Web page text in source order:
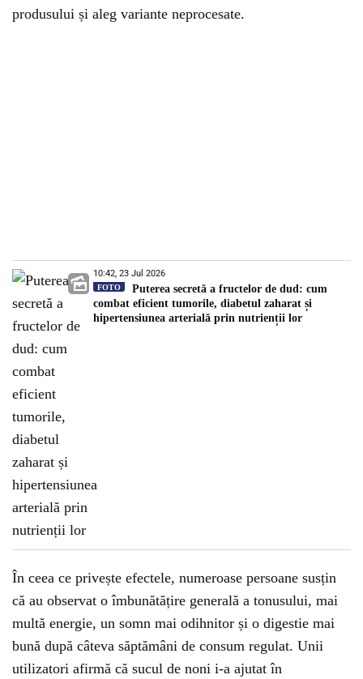
produsului și aleg variante neprocesate.
10:42, 23 Jul 2026
FOTO
Puterea secretă a fructelor de dud: cum
combat eficient tumorile, diabetul zaharat și
hipertensiunea arterială prin nutrienții lor
În ceea ce privește efectele, numeroase persoane susțin
că au observat o îmbunătățire generală a tonusului, mai
multă energie, un somn mai odihnitor și o digestie mai
bună după câteva săptămâni de consum regulat. Unii
utilizatori afirmă că sucul de noni i-a ajutat în